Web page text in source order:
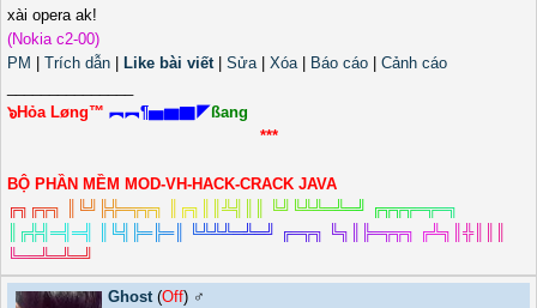
xài opera ak!
(Nokia c2-00)
PM
Trích dẫn Like bài viết| Sửa| Xóa| Báo cáo
Cảnh cáo
๖Hỏa Løng™ ︻︻¶▅▆▇◤ßang
***
BỘ PHẦN MỀM MOD-VH-HACK-CRACK JAVA
╔╗ ╔╦╗ ╚╝ ╠╬═╦╦╗ ╔╗ ╩╣ ╚╝ ╚╩╩═╩═╝ ╔╦╦╦═╦═╗
╔╬╣ ═╣ ═╣ ╚╣ ╠═╠═║ ╚╩╩╩═╩═╝ ╔═╦╗ ╚╗ ╠═╦╦╗ ╔╩╗ ╬║
╚══╩═╩═╝
Ghost(Off) ♂️